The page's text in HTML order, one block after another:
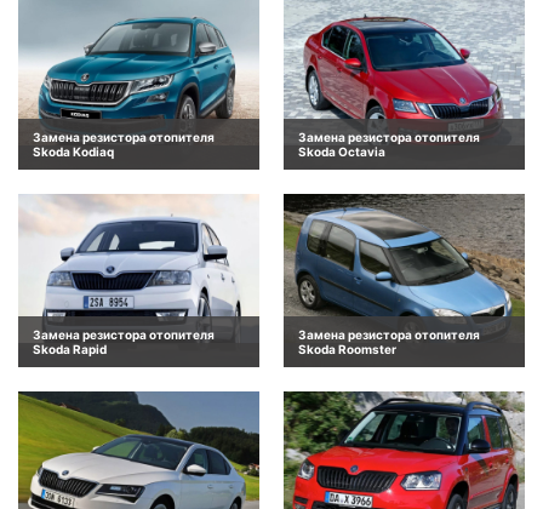
Замена резистора отопителя
Skoda Kodiaq
Замена резистора отопителя
Skoda Octavia
Замена резистора отопителя
Skoda Rapid
Замена резистора отопителя
Skoda Roomster